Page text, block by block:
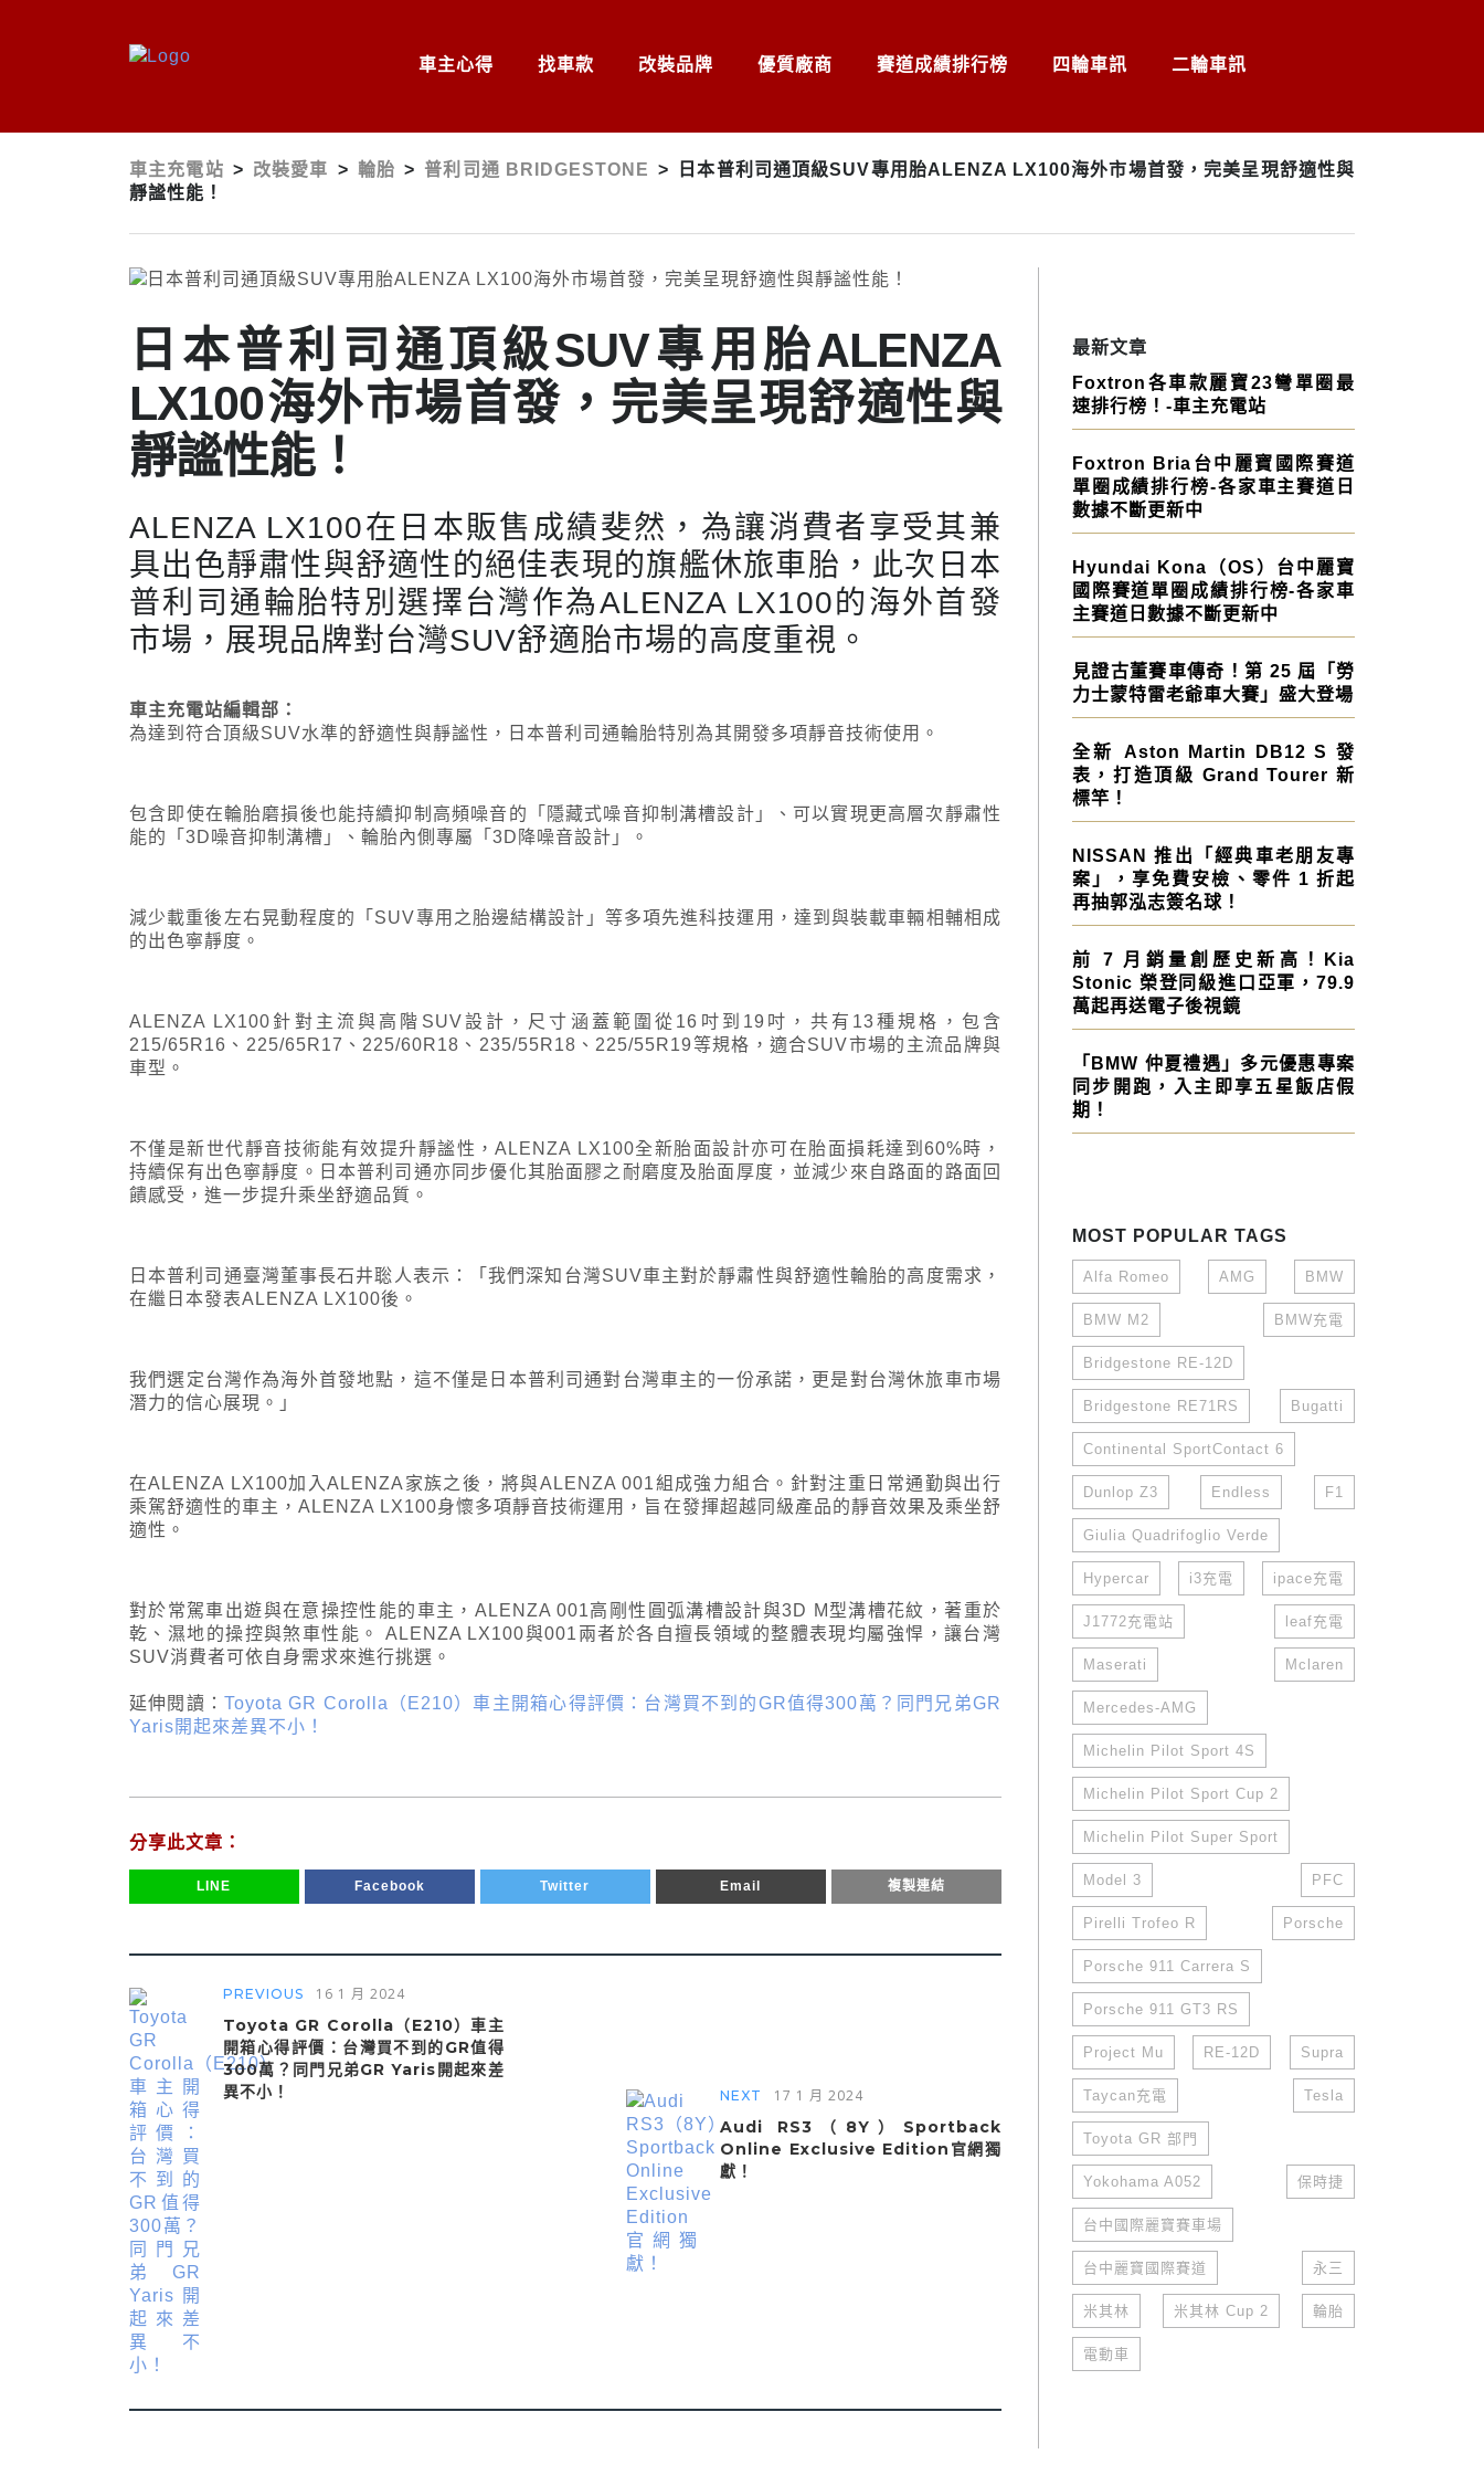
車主心得 找車款 改裝品牌 優質廠商 賽道成績排行榜 四輪車訊 二輪車訊
車主充電站 > 改裝愛車 > 輪胎 > 普利司通 BRIDGESTONE >
日本普利司通頂級SUV專用胎ALENZA LX100海外市場首發，完美呈現舒適性與
靜謐性能！
日本普利司通頂級SUV專用胎ALENZA
LX100海外市場首發，完美呈現舒適性與
靜謐性能！
ALENZA LX100在日本販售成績斐然，為讓消費者享受其兼
具出色靜肅性與舒適性的絕佳表現的旗艦休旅車胎，此次日本
普利司通輪胎特別選擇台灣作為ALENZA LX100的海外首發
市場，展現品牌對台灣SUV舒適胎市場的高度重視。
車主充電站編輯部：
為達到符合頂級SUV水準的舒適性與靜謐性，日本普利司通輪胎特別為其開發多項靜音技術使用。
包含即使在輪胎磨損後也能持續抑制高頻噪音的「隱藏式噪音抑制溝槽設計」、可以實現更高層次靜肅性
能的「3D噪音抑制溝槽」、輪胎內側專屬「3D降噪音設計」。
減少載重後左右晃動程度的「SUV專用之胎邊結構設計」等多項先進科技運用，達到與裝載車輛相輔相成
的出色寧靜度。
ALENZA LX100針對主流與高階SUV設計，尺寸涵蓋範圍從16吋到19吋，共有13種規格，包含
215/65R16、225/65R17、225/60R18、235/55R18、225/55R19等規格，適合SUV市場的主流品牌與
車型。
不僅是新世代靜音技術能有效提升靜謐性，ALENZA LX100全新胎面設計亦可在胎面損耗達到60%時，
持續保有出色寧靜度。日本普利司通亦同步優化其胎面膠之耐磨度及胎面厚度，並減少來自路面的路面回
饋感受，進一步提升乘坐舒適品質。
日本普利司通臺灣董事長石井聡人表示：「我們深知台灣SUV車主對於靜肅性與舒適性輪胎的高度需求，
在繼日本發表ALENZA LX100後。
我們選定台灣作為海外首發地點，這不僅是日本普利司通對台灣車主的一份承諾，更是對台灣休旅車市場
潛力的信心展現。」
在ALENZA LX100加入ALENZA家族之後，將與ALENZA 001組成強力組合。針對注重日常通勤與出行
乘駕舒適性的車主，ALENZA LX100身懷多項靜音技術運用，旨在發揮超越同級產品的靜音效果及乘坐舒
適性。
對於常駕車出遊與在意操控性能的車主，ALENZA 001高剛性圓弧溝槽設計與3D M型溝槽花紋，著重於
乾、濕地的操控與煞車性能。 ALENZA LX100與001兩者於各自擅長領域的整體表現均屬強悍，讓台灣
SUV消費者可依自身需求來進行挑選。
延伸閱讀：Toyota GR Corolla（E210）車主開箱心得評價：台灣買不到的GR值得300萬？同門兄弟GR
Yaris開起來差異不小！
分享此文章：
LINE Facebook Twitter Email 複製連結
PREVIOUS 16 1 月 2024
Toyota GR Corolla（E210）車主
開箱心得評價：台灣買不到的GR值得
300萬？同門兄弟GR Yaris開起來差
異不小！
NEXT 17 1 月 2024
Audi RS3（8Y）Sportback
Online Exclusive Edition官網獨
獻！
最新文章
Foxtron各車款麗寶23彎單圈最
速排行榜！-車主充電站
Foxtron Bria台中麗寶國際賽道
單圈成績排行榜-各家車主賽道日
數據不斷更新中
Hyundai Kona（OS）台中麗寶
國際賽道單圈成績排行榜-各家車
主賽道日數據不斷更新中
見證古董賽車傳奇！第 25 屆「勞
力士蒙特雷老爺車大賽」盛大登場
全新 Aston Martin DB12 S 發
表，打造頂級 Grand Tourer 新
標竿！
NISSAN 推出「經典車老朋友專
案」，享免費安檢、零件 1 折起
再抽郭泓志簽名球！
前 7 月銷量創歷史新高！Kia
Stonic 榮登同級進口亞軍，79.9
萬起再送電子後視鏡
「BMW 仲夏禮遇」多元優惠專案
同步開跑，入主即享五星飯店假
期！
MOST POPULAR TAGS
Alfa Romeo AMG BMW
BMW M2 BMW充電
Bridgestone RE-12D
Bridgestone RE71RS Bugatti
Continental SportContact 6
Dunlop Z3 Endless F1
Giulia Quadrifoglio Verde
Hypercar i3充電 ipace充電
J1772充電站 leaf充電
Maserati Mclaren
Mercedes-AMG
Michelin Pilot Sport 4S
Michelin Pilot Sport Cup 2
Michelin Pilot Super Sport
Model 3 PFC
Pirelli Trofeo R Porsche
Porsche 911 Carrera S
Porsche 911 GT3 RS
Project Mu RE-12D Supra
Taycan充電 Tesla
Toyota GR 部門
Yokohama A052 保時捷
台中國際麗寶賽車場
台中麗寶國際賽道 永三
米其林 米其林 Cup 2 輪胎
電動車